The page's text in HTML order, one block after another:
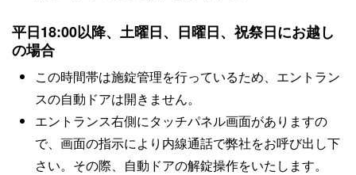
平日18:00以降、土曜日、日曜日、祝祭日にお越し
の場合
この時間帯は施錠管理を行っているため、エントラン
スの自動ドアは開きません。
エントランス右側にタッチパネル画面がありますの
で、画面の指示により内線通話で弊社をお呼び出し下
さい。その際、自動ドアの解錠操作をいたします。